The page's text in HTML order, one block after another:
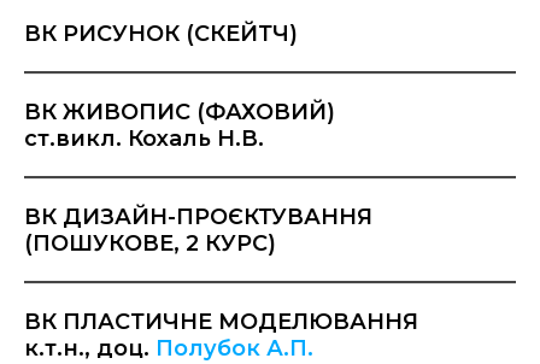
ВК РИСУНОК (СКЕЙТЧ)
ВК ЖИВОПИС (ФАХОВИЙ)
ст.викл. Кохаль Н.В.
ВК ДИЗАЙН-ПРОЄКТУВАННЯ
(ПОШУКОВЕ, 2 КУРС)
ВК ПЛАСТИЧНЕ МОДЕЛЮВАННЯ
к.т.н., доц. Полубок А.П.